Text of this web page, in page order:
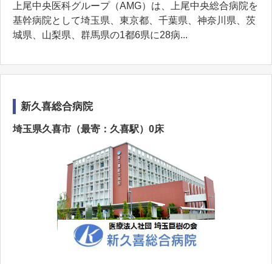
上尾中央医科グループ（AMG）は、上尾中央総合病院を
基幹病院として埼玉県、東京都、千葉県、神奈川県、茨
城県、山梨県、群馬県の1都6県に28病...
新久喜総合病院
埼玉県久喜市（最寄：久喜駅）0床